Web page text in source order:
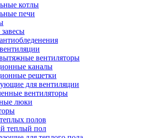
котлы
печи
вентиляторы
каналы
решетки
для вентиляции
вентиляторы
люки
полов
теплый пол